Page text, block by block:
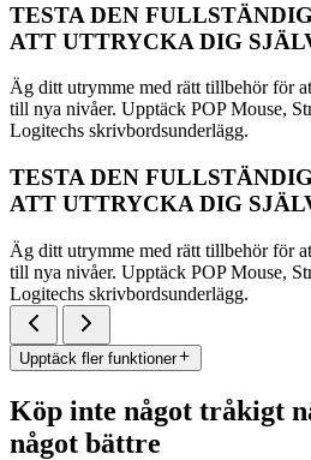
TESTA DEN
ATT UTTRYCKA DIG
Äg ditt utrymme med rätt tillbehör för
till nya nivåer. Upptäck POP Mouse,
Logitechs skrivbordsunderlägg.
TESTA DEN
ATT UTTRYCKA DIG
Äg ditt utrymme med rätt tillbehör för
till nya nivåer. Upptäck POP Mouse,
Logitechs skrivbordsunderlägg.
Upptäck fler funktioner
Köp inte något tråkigt
något bättre